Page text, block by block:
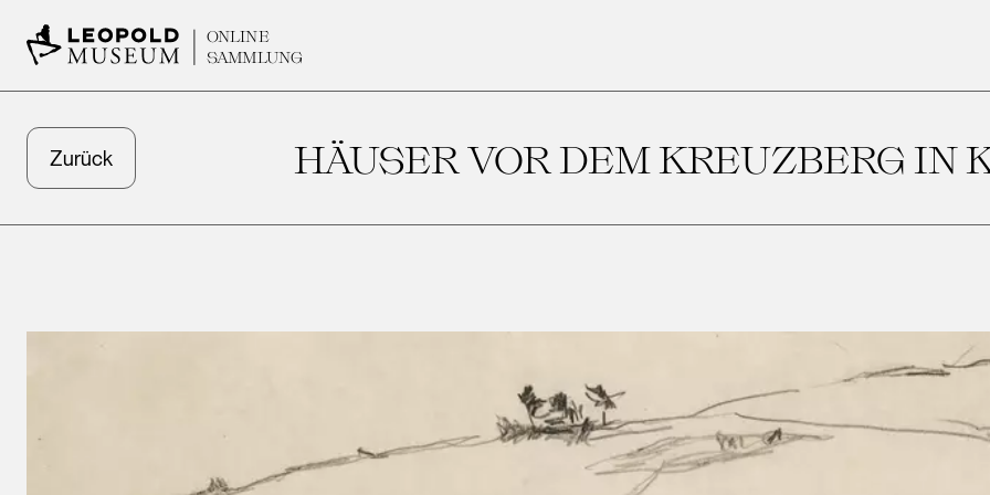
ONLINE
SAMMLUNG
Zurück HÄUSER VOR DEM KREUZBERG IN